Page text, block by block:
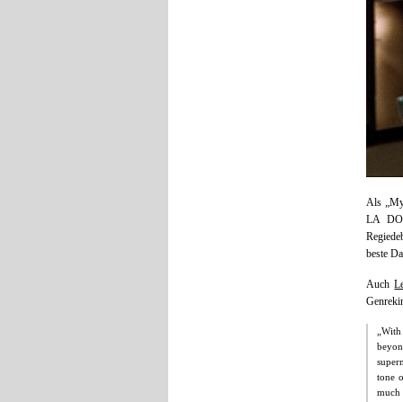
Als
LA
beste
Auch
tone
much